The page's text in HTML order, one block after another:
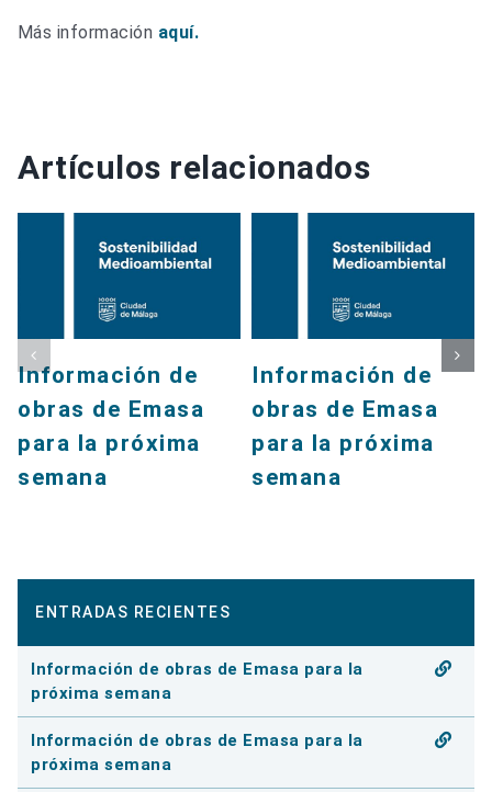
Más información aquí.
Artículos relacionados
Información de
obras de Emasa
para la próxima
semana
Información de
obras de Emasa
para la próxima
semana
ENTRADAS RECIENTES
Información de obras de Emasa para la
próxima semana
Información de obras de Emasa para la
próxima semana